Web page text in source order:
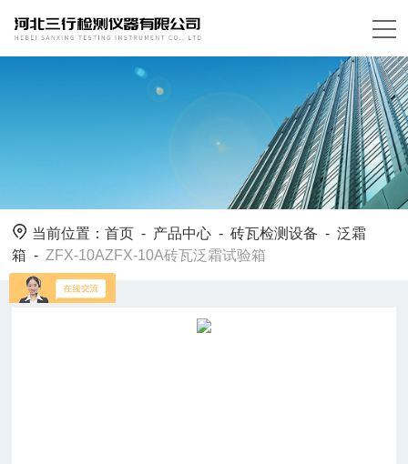
当前位置：首页 - 产品中心 -砖瓦检测设备 -泛霜
箱 - ZFX-10AZFX-10A砖瓦泛霜试验箱